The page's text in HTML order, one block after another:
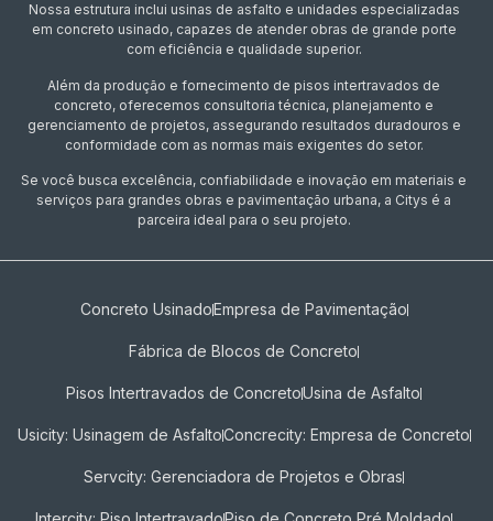
Nossa estrutura inclui usinas de asfalto e unidades especializadas
em concreto usinado, capazes de atender obras de grande porte
com eficiência e qualidade superior.
Além da produção e fornecimento de pisos intertravados de
concreto, oferecemos consultoria técnica, planejamento e
gerenciamento de projetos, assegurando resultados duradouros e
conformidade com as normas mais exigentes do setor.
Se você busca excelência, confiabilidade e inovação em materiais e
serviços para grandes obras e pavimentação urbana, a Citys é a
parceira ideal para o seu projeto.
Concreto UsinadoEmpresa de Pavimentação
Fábrica de Blocos de Concreto
Pisos Intertravados de Concreto​Usina de Asfalto
Usicity: Usinagem de AsfaltoConcrecity: Empresa de Concreto
Servcity: Gerenciadora de Projetos e Obras